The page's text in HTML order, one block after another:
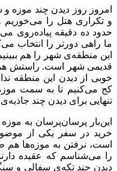
امروز روز دیدن چند موزه
و تکراری هتل را می‌خوریم
حدود ده دقیقه پیاده‌روی
ما راهی دورتر را انتخاب
این منطقه‌ی شهر را هم
قدیمی شهر است. راستش
خوبی از دیدن این منطقه
کج می‌کنیم تا به سمت
تنهایی برای دیدن چند
این‌بار پرسان‌پرسان به
خرید در سفر یکی از
است، نرفتن به موزه‌ها هم
را می‌شناسم که عقیده
دیدن چند تکه‌ی سفالی و